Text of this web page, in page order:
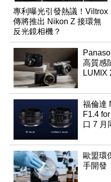
專利曝光引發熱議！Viltrox
傳將推出 Nikon Z 接環無
反光鏡相機？
高質感
LUMIX
福倫達
F1.4
口 7 月
歐盟環
手開發